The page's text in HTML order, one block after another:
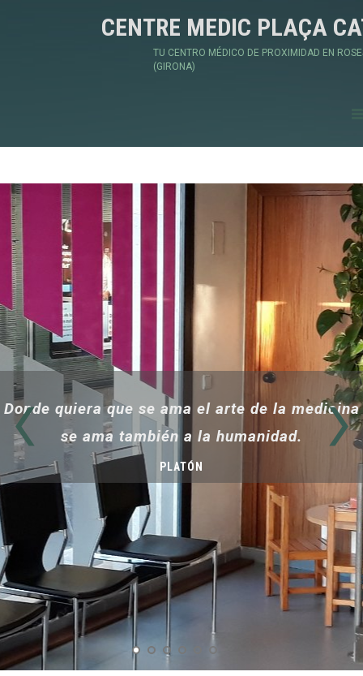
CENTRE MEDIC PLAÇA
TU CENTRO MÉDICO DE PROXIMIDAD EN
(GIRONA)
Donde quiera que se ama el arte de la medicina
se ama también a la humanidad.
PLATÓN